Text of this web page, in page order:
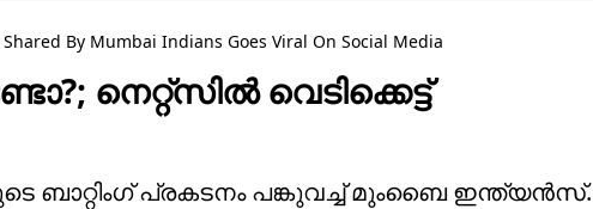
By Mumbai Indians Goes Viral On Social Media
നെറ്റ്സിൽ വെടിക്കെട്ട്
ബാറ്റിംഗ് പ്രകടനം പങ്കുവച്ച് മുംബൈ ഇന്ത്യൻസ്.